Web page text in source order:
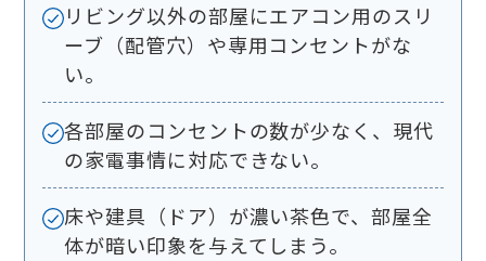
リビング以外の部屋にエアコン用のスリ
ーブ（配管穴）や専用コンセントがな
い。
各部屋のコンセントの数が少なく、現代
の家電事情に対応できない。
床や建具（ドア）が濃い茶色で、部屋全
体が暗い印象を与えてしまう。